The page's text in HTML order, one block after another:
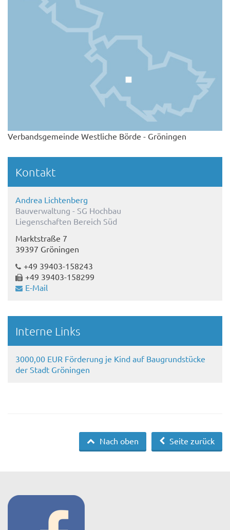
Verbandsgemeinde Westliche Börde - Gröningen
Kontakt
Andrea Lichtenberg
Bauverwaltung - SG Hochbau
Liegenschaften Bereich Süd
Marktstraße 7
39397 Gröningen
+49 39403-158243
+49 39403-158299
E-Mail
Interne Links
3000,00 EUR Förderung je Kind auf Baugrundstücke
der Stadt Gröningen
Seite zurück
Nach oben